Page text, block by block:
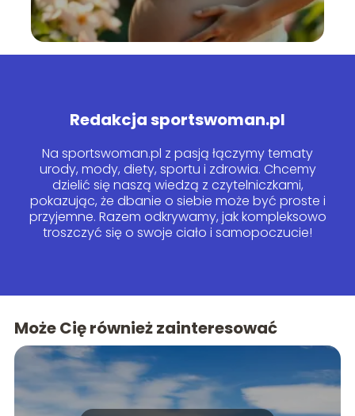
Redakcja sportswoman.pl
Na sportswoman.pl z pasją łączymy tematy
urody, mody, diety, sportu i zdrowia. Chcemy
dzielić się naszą wiedzą z czytelniczkami,
pokazując, że dbanie o siebie może być proste i
przyjemne. Razem odkrywamy, jak kompleksowo
troszczyć się o swoje ciało i samopoczucie!
Może Cię również zainteresować